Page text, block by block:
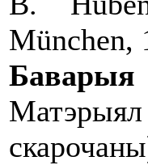
München,
Баварыя
Матэрыял